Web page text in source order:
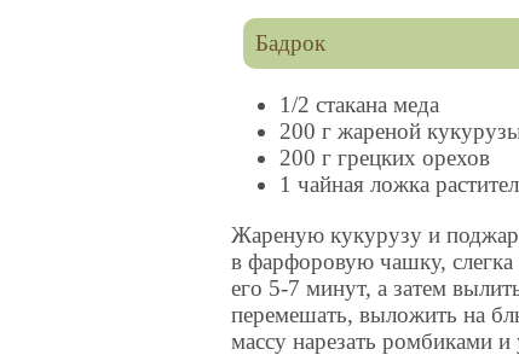
Бадрок
1/2 стакана меда
200 г жареной
200 г грецких орехов
1 чайная ложка
Жареную кукурузу и
в фарфоровую чашку,
его 5-7 минут, а затем
перемешать, выложить на
массу нарезать ромбиками и